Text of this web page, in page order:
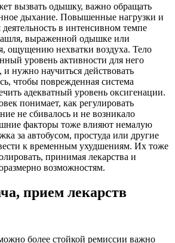
вызвать одышку, важно обращать
дыхание. Повышенные нагрузки и
в интенсивном темпе
выраженной одышке или
ощущению нехватки воздуха. Тело
уровень активности для него
нужно научиться действовать
чтобы поврежденная система
адекватный уровень оксигенации.
понимает, как регулировать
не сбивалось и не возникало
факторы тоже влияют немалую
за автобусом, простуда или другие
к временным ухудшениям. Их тоже
принимая лекарства и
возможностям.
прием лекарств
более стойкой ремиссии важно